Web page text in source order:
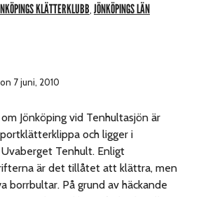
KLÄTTERKLUBB JÖNKÖPINGS LÄN
on 7 juni, 2010
Jönköping vid Tenhultasjön är
och ligger i
Tenhult. Enligt
är det tillåtet att klättra, men
borrbultar. På grund av häckande